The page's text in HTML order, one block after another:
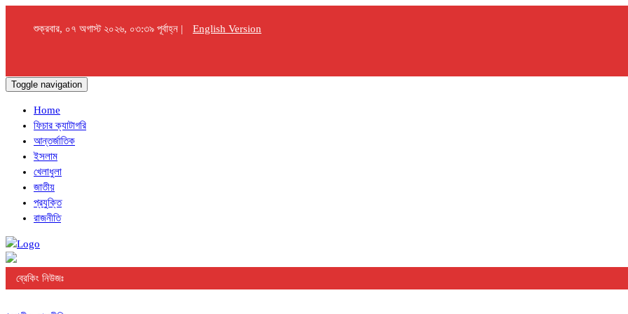
শুক্রবার, ০৭ অগাস্ট ২০২৬, ০৩:৩৯ পূর্বাহ্ন | English Version
Toggle navigation
Home
ফিচার ক্যাটাগরি
আন্তর্জাতিক
ইসলাম
খেলাধুলা
জাতীয়
প্রযুক্তি
রাজনীতি
ব্রেকিং নিউজঃ